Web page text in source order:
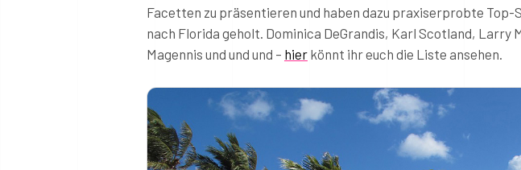
Facetten zu präsentieren und haben dazu praxiserprobte Top-
nach Florida geholt. Dominica DeGrandis, Karl Scotland, Larry
Magennis und und und – hier könnt ihr euch die Liste ansehen.